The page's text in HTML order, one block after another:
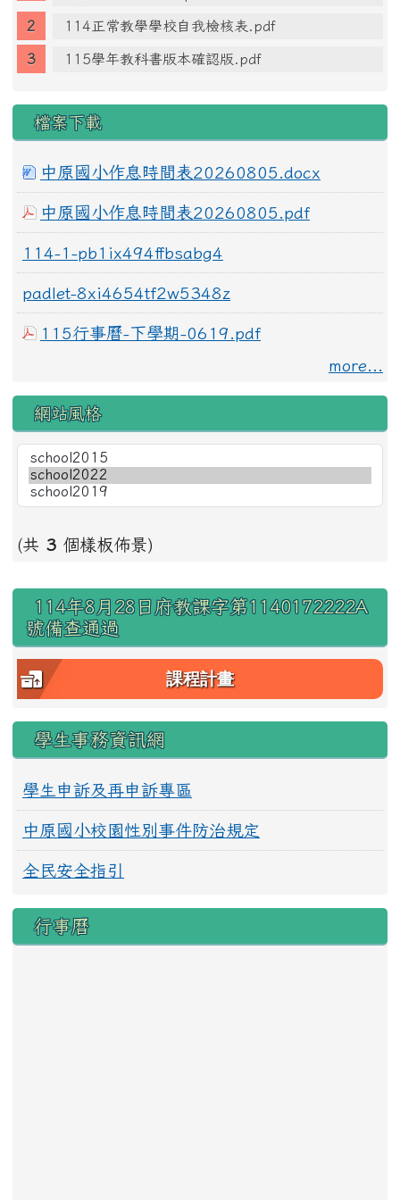
114正常教學學校自我檢核表.pdf
115學年教科書版本確認版.pdf
檔案下載
中原國小作息時間表20260805.docx
中原國小作息時間表20260805.pdf
114-1-pb1ix494ffbsabg4
padlet-8xi4654tf2w5348z
115行事曆-下學期-0619.pdf
more...
網站風格
(共 3 個樣板佈景)
右邊區域內容
114年8月28日府教課字第1140172222A
號備查通過
課程計畫
學生事務資訊網
學生申訴及再申訴專區
中原國小校園性別事件防治規定
全民安全指引
行事曆